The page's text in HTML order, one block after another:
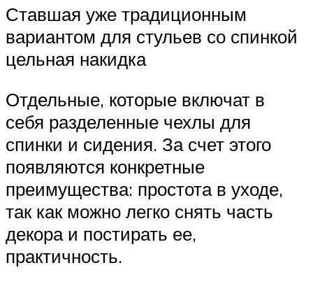
Ставшая уже традиционным
вариантом для стульев со спинкой
цельная накидка
Отдельные, которые включат в
себя разделенные чехлы для
спинки и сидения. За счет этого
появляются конкретные
преимущества: простота в уходе,
так как можно легко снять часть
декора и постирать ее,
практичность.